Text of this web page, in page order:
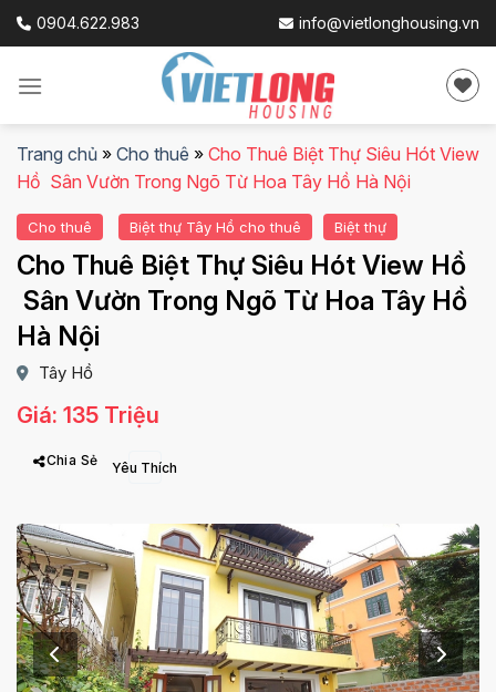
Skip
0904.622.983 info@vietlonghousing.vn
Trang chủ » Cho thuê » Cho Thuê Biệt Thự Siêu Hót View
Hồ Sân Vườn Trong Ngõ Từ Hoa Tây Hồ Hà Nội
Cho thuê Biệt thự Tây Hồ cho thuê Biệt thự
Cho Thuê Biệt Thự Siêu Hót View Hồ
Sân Vườn Trong Ngõ Từ Hoa Tây Hồ
Hà Nội
Tây Hồ
Giá: 135 Triệu
Chia Sẻ